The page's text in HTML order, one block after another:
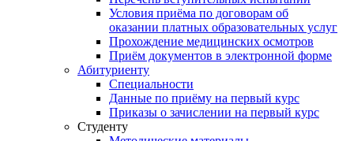
Условия приёма по договорам об
оказании платных образовательных услуг
Прохождение медицинских осмотров
Приём документов в электронной форме
Абитуриенту
Специальности
Данные по приёму на первый курс
Приказы о зачислении на первый курс
Студенту